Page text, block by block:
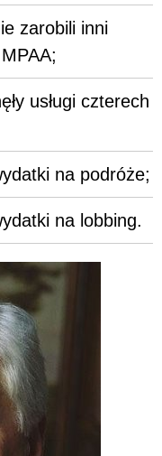
zarobili inni
usługi czterech
na podróże;
na lobbing.